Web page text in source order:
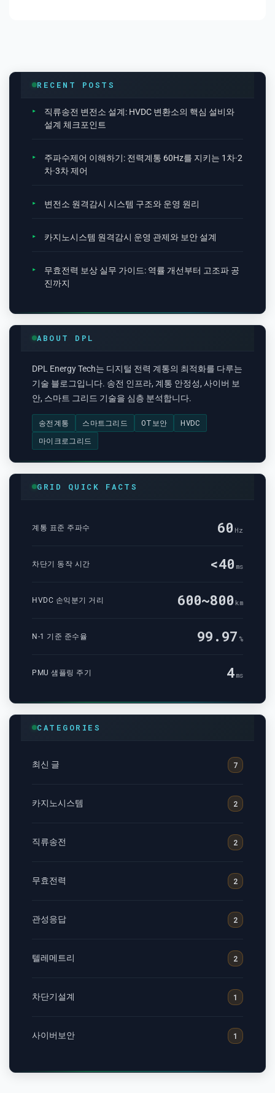
RECENT POSTS
직류송전 변전소 설계: HVDC 변환소의 핵심 설비와
설계 체크포인트
주파수제어 이해하기: 전력계통 60Hz를 지키는 1차·2
차·3차 제어
변전소 원격감시 시스템 구조와 운영 원리
카지노시스템 원격감시 운영 관제와 보안 설계
무효전력 보상 실무 가이드: 역률 개선부터 고조파 공
진까지
ABOUT DPL
DPL Energy Tech는 디지털 전력 계통의 최적화를 다루는
기술 블로그입니다. 송전 인프라, 계통 안정성, 사이버 보
안, 스마트 그리드 기술을 심층 분석합니다.
송전계통 스마트그리드 OT보안
HVDC
마이크로그리드
GRID QUICK FACTS
계통 표준 주파수 60 Hz
차단기 동작 시간 <40 ms
HVDC 손익분기 거리 600~800 km
N-1 기준 준수율 99.97 %
PMU 샘플링 주기 4 ms
CATEGORIES
최신 글 7
카지노시스템 2
직류송전 2
무효전력 2
관성응답 2
텔레메트리 2
차단기설계 1
사이버보안 1